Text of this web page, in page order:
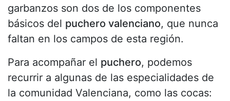
garbanzos son dos de los componentes
básicos del puchero valenciano, que nunca
faltan en los campos de esta región.
Para acompañar el puchero, podemos
recurrir a algunas de las especialidades de
la comunidad Valenciana, como las cocas: